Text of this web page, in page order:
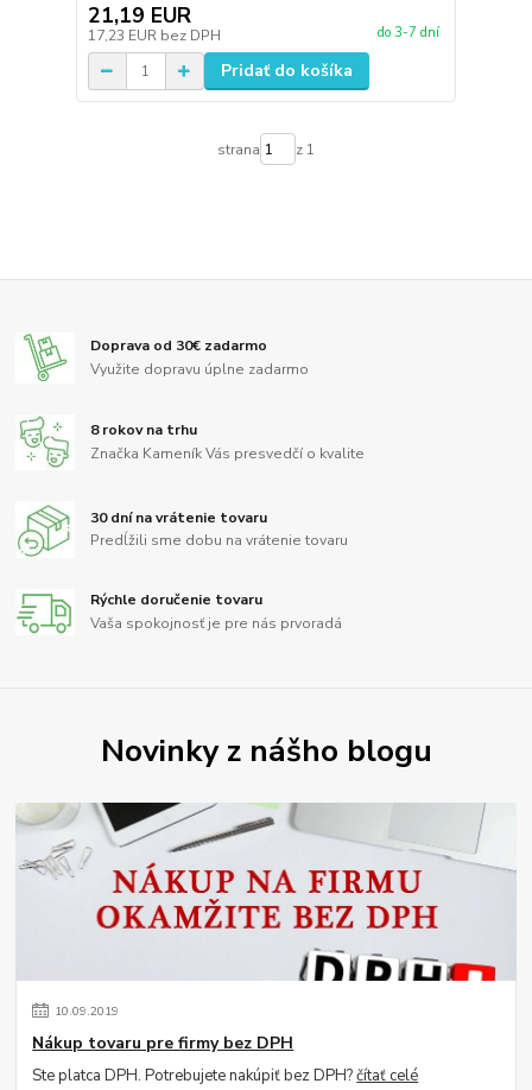
21,19 EUR
17,23 EUR bez DPH do 3-7 dní
Pridať do košíka
strana z 1
Doprava od 30€ zadarmo
Využite dopravu úplne zadarmo
8 rokov na trhu
Značka Kameník Vás presvedčí o kvalite
30 dní na vrátenie tovaru
Predĺžili sme dobu na vrátenie tovaru
Rýchle doručenie tovaru
Vaša spokojnosť je pre nás prvoradá
Novinky z nášho blogu
10.09.2019
Nákup tovaru pre firmy bez DPH
Ste platca DPH. Potrebujete nakúpiť bez DPH?čítať celé